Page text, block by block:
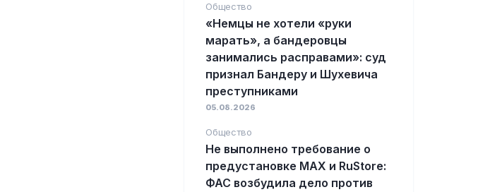
Общество
«Немцы не хотели «руки
марать», а бандеровцы
занимались расправами»: суд
признал Бандеру и Шухевича
преступниками
05.08.2026
Общество
Не выполнено требование о
предустановке MAX и RuStore:
ФАС возбудила дело против